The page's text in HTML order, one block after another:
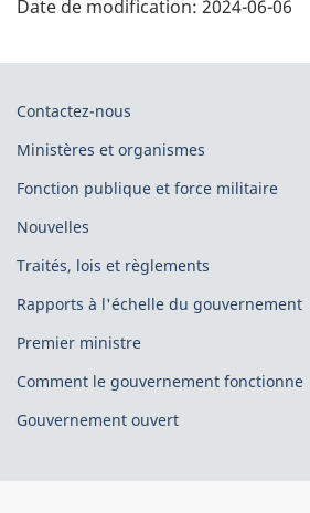
Date de modification: 2024-06-06
About
this
site(FR)
Contactez-nous
Ministères et organismes
Fonction publique et force militaire
Nouvelles
Traités, lois et règlements
Rapports à l'échelle du gouvernement
Premier ministre
Comment le gouvernement fonctionne
Gouvernement ouvert